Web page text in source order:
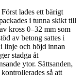
lades ett bärigt
i tunna skikt till
kross 0–32 mm som
av betong sattes i
linje och höjd innan
stadga åt
ytor. Sättsanden,
så att